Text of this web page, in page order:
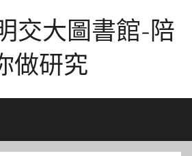
交大圖書館-陪
做研究